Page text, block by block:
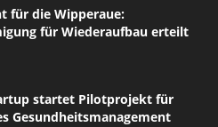
für die Wipperaue:
für Wiederaufbau erteilt
startet Pilotprojekt für
Gesundheitsmanagement